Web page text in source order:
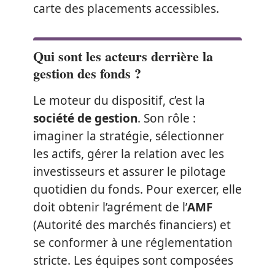
carte des placements accessibles.
Qui sont les acteurs derrière la
gestion des fonds ?
Le moteur du dispositif, c’est la
société de gestion. Son rôle :
imaginer la stratégie, sélectionner
les actifs, gérer la relation avec les
investisseurs et assurer le pilotage
quotidien du fonds. Pour exercer, elle
doit obtenir l’agrément de l’AMF
(Autorité des marchés financiers) et
se conformer à une réglementation
stricte. Les équipes sont composées